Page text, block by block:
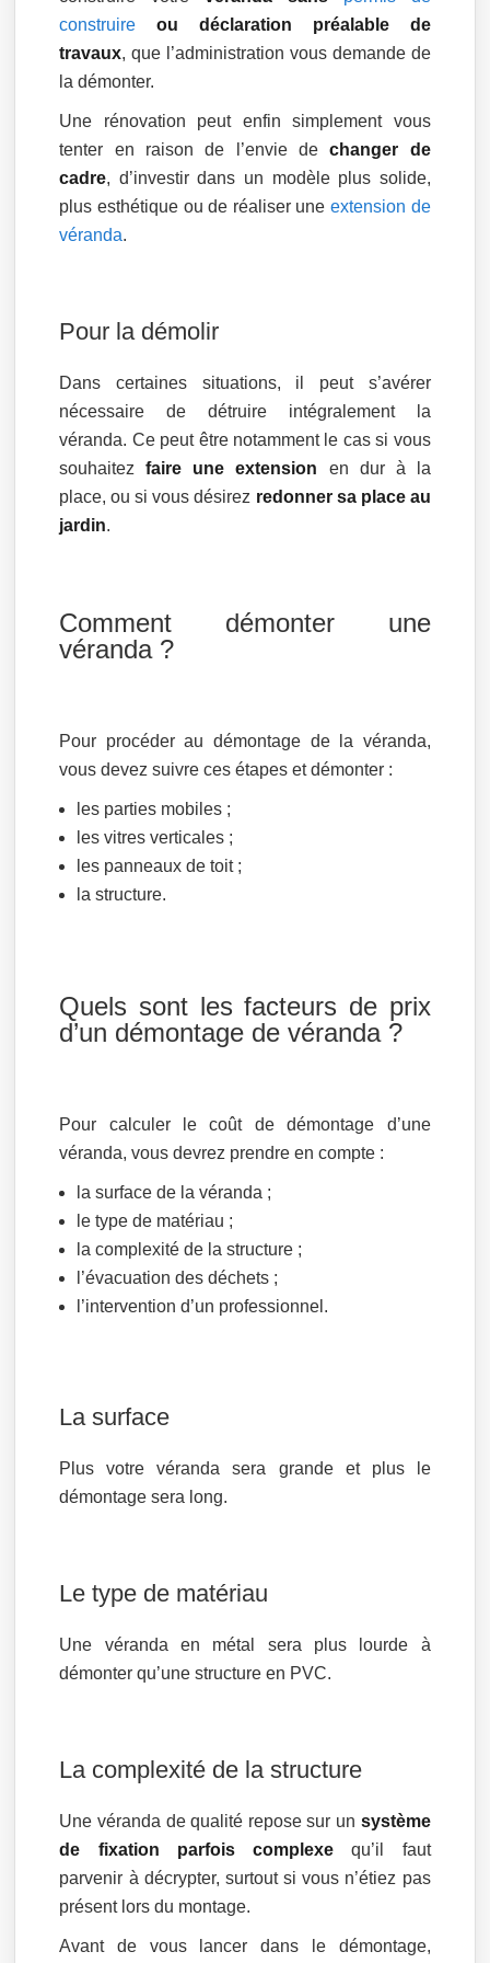
construire ou déclaration préalable de
travaux, que l’administration vous demande de
la démonter.
Une rénovation peut enfin simplement vous
tenter en raison de l’envie dechanger de
cadre, d’investir dans un modèle plus solide,
plus esthétique ou de réaliser une extension de
véranda.
Pour la démolir
Dans certaines situations, il peut s’avérer
nécessaire de détruire intégralement la
véranda. Ce peut être notamment le cas si vous
souhaitezfaire une extension en dur à la
place, ou si vous désirez redonner sa place au
jardin.
Comment démonter une
véranda ?
Pour procéder au démontage de la véranda,
vous devez suivre ces étapes et démonter :
les parties mobiles ;
les vitres verticales ;
les panneaux de toit ;
la structure.
Quels sont les facteurs de prix
d’un démontage de véranda ?
Pour calculer le coût de démontage d’une
véranda, vous devrez prendre en compte :
la surface de la véranda ;
le type de matériau ;
la complexité de la structure ;
l’évacuation des déchets ;
l’intervention d’un professionnel.
La surface
Plus votre véranda sera grande et plus le
démontage sera long.
Le type de matériau
Une véranda en métal sera plus lourde à
démonter qu’une structure en PVC.
La complexité de la structure
Une véranda de qualité repose sur un système
de fixation parfois complexe qu’il faut
parvenir à décrypter, surtout si vous n’étiez pas
présent lors du montage.
Avant de vous lancer dans le démontage,